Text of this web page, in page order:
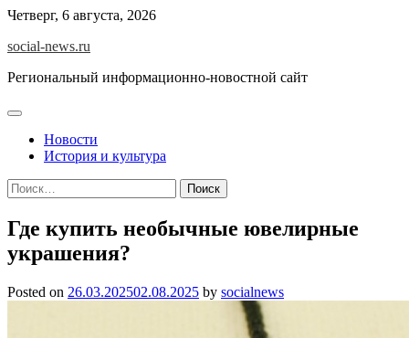
Skip
content
Четверг, 6 августа, 2026
social-news.ru
Региональный информационно-новостной сайт
Новости
История и культура
Найти:
Где купить необычные ювелирные
украшения?
Posted on 26.03.202502.08.2025 by socialnews